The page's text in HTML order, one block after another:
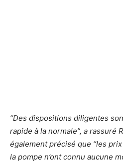
“Des dispositions diligentes
rapide à la normale”, a rassuré
également précisé que “les
la pompe n’ont connu aucune